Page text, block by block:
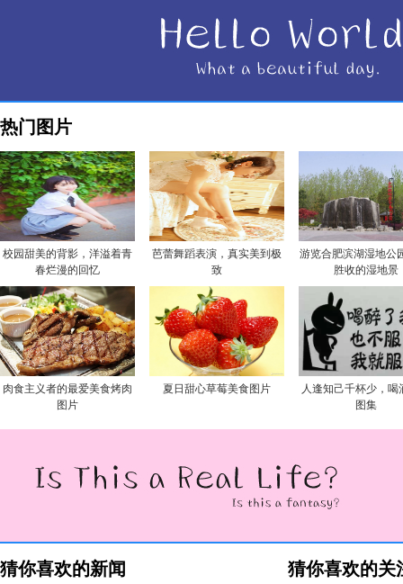
热门图片
校园甜美的背影，洋溢着青
春烂漫的回忆
芭蕾舞蹈表演，真实美到极
致
游览合肥滨湖湿地公
胜收的湿地景
肉食主义者的最爱美食烤肉
图片
夏日甜心草莓美食图片
人逢知己千杯少，喝
图集
猜你喜欢的新闻 猜你喜欢的关